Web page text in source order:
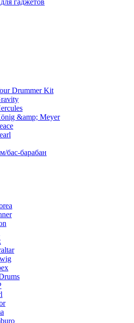
гаджетов
Drummer Kit
&amp; Meyer
бас-барабан